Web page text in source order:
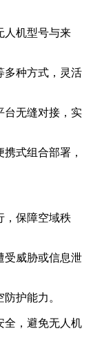
人机型号与来
多种方式，灵活
台无缝对接，实
携式组合部署，
，保障空域秩
受威胁或信息泄
护能力。
全，避免无人机